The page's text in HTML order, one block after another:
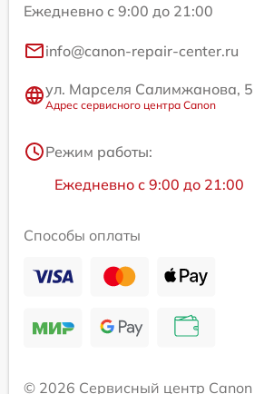
Ежедневно с 9:00 до 21:00
info@canon-repair-center.ru
ул. Марселя Салимжанова, 5
Адрес сервисного центра Canon
Режим работы:
Ежедневно с 9:00 до 21:00
Способы оплаты
© 2026 Сервисный центр Canon